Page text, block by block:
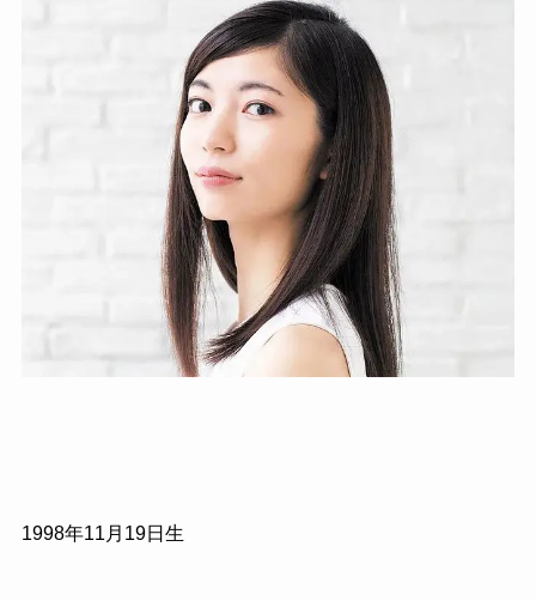
1998年11月19日生